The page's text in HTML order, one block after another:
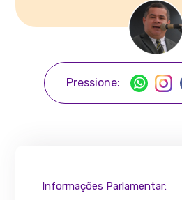
Pressione:
Informações Parlamentar: